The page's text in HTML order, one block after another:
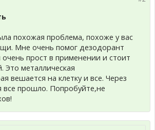
похожая проблема, похоже у вас
Мне очень помог дезодорант
прост в применении и стоит
Это металлическая
вешается на клетку и все. Через
все прошло. Попробуйте,не